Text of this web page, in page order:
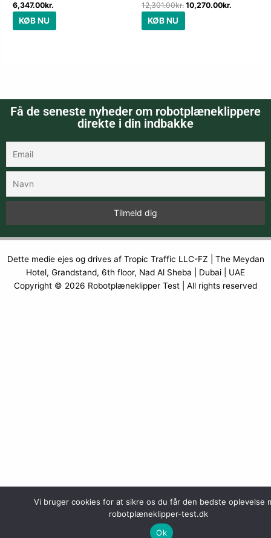
6,347.00kr.
KØB NU
12,301.00kr. 10,270.00kr.
KØB NU
Få de seneste nyheder om robotplæneklippere
direkte i din indbakke
Dette medie ejes og drives af Tropic Traffic LLC-FZ | The Meydan
Hotel, Grandstand, 6th floor, Nad Al Sheba | Dubai | UAE
Copyright © 2026 Robotplæneklipper Test | All rights reserved
Vi bruger cookies for at sikre os du får den bedste oplevelse
robotplæneklipper-test.dk
Ok